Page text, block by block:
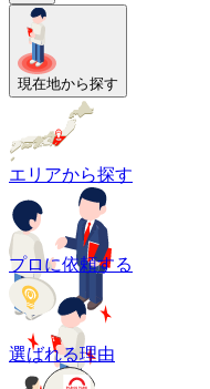
現在地から探す
エリアから探す
プロに依頼する
選ばれる理由